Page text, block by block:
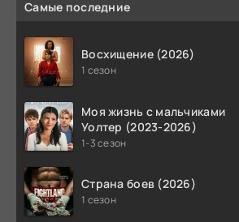
Самые последние
Восхищение (2026)
1 сезон
Моя жизнь с мальчиками
Уолтер (2023-2026)
1-3 сезон
Страна боев (2026)
1 сезон